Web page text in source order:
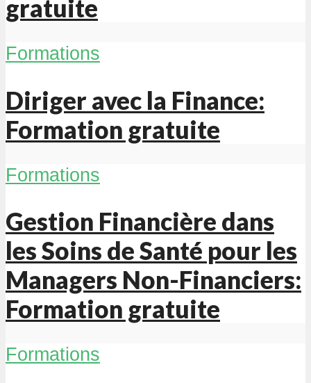
gratuite
Formations
Diriger avec la Finance:
Formation gratuite
Formations
Gestion Financière dans
les Soins de Santé pour les
Managers Non-Financiers:
Formation gratuite
Formations